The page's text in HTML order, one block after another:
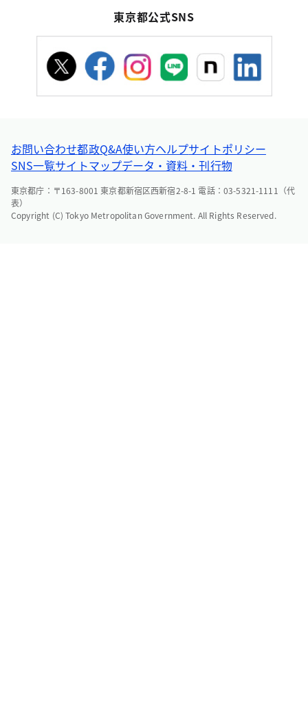
東京都公式SNS
お問い合わせ都政Q&A使い方ヘルプサイトポリシー
SNS一覧サイトマップデータ・資料・刊行物
東京都庁：〒163-8001 東京都新宿区西新宿2-8-1 電話：03-5321-1111（代
表）
Copyright (C) Tokyo Metropolitan Government. All Rights Reserved.